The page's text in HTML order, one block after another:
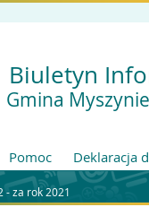
Biuletyn
Gmina
Pomoc Deklaracja
- za rok 2021